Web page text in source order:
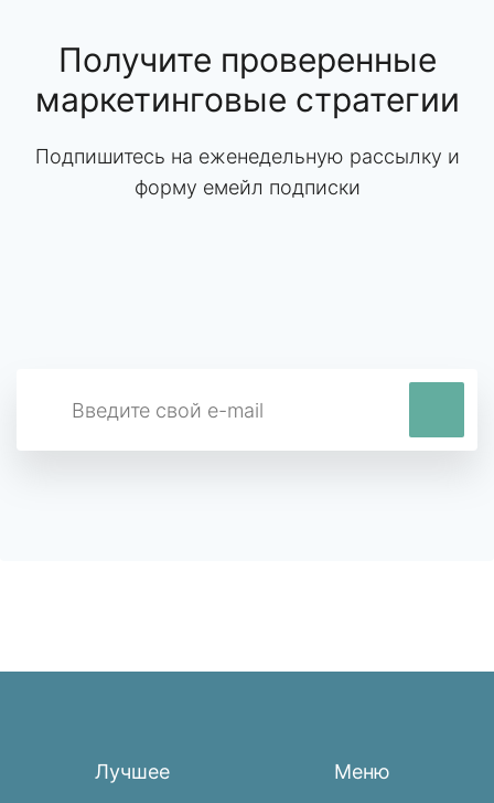
Получите проверенные
маркетинговые стратегии
Подпишитесь на еженедельную рассылку и
форму емейл подписки
Лучшее Меню